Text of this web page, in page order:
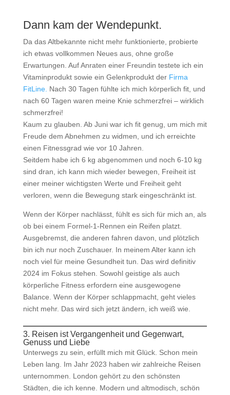
Dann kam der Wendepunkt.
Da das Altbekannte nicht mehr funktionierte, probierte
ich etwas vollkommen Neues aus, ohne große
Erwartungen. Auf Anraten einer Freundin testete ich ein
Vitaminprodukt sowie ein Gelenkprodukt derFirma
FitLine. Nach 30 Tagen fühlte ich mich körperlich fit, und
nach 60 Tagen waren meine Knie schmerzfrei – wirklich
schmerzfrei!
Kaum zu glauben. Ab Juni war ich fit genug, um mich mit
Freude dem Abnehmen zu widmen, und ich erreichte
einen Fitnessgrad wie vor 10 Jahren.
Seitdem habe ich 6 kg abgenommen und noch 6-10 kg
sind dran, ich kann mich wieder bewegen, Freiheit ist
einer meiner wichtigsten Werte und Freiheit geht
verloren, wenn die Bewegung stark eingeschränkt ist.
Wenn der Körper nachlässt, fühlt es sich für mich an, als
ob bei einem Formel-1-Rennen ein Reifen platzt.
Ausgebremst, die anderen fahren davon, und plötzlich
bin ich nur noch Zuschauer. In meinem Alter kann ich
noch viel für meine Gesundheit tun. Das wird definitiv
2024 im Fokus stehen. Sowohl geistige als auch
körperliche Fitness erfordern eine ausgewogene
Balance. Wenn der Körper schlappmacht, geht vieles
nicht mehr. Das wird sich jetzt ändern, ich weiß wie.
3. Reisen ist Vergangenheit und Gegenwart,
Genuss und Liebe
Unterwegs zu sein, erfüllt mich mit Glück. Schon mein
Leben lang. Im Jahr 2023 haben wir zahlreiche Reisen
unternommen. London gehört zu den schönsten
Städten, die ich kenne. Modern und altmodisch, schön